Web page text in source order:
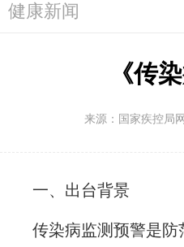
健康新闻
《传
来源：国家疾控
一、出台背景
传染病监测预警是防